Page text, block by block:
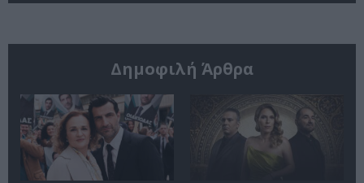
Δημοφιλή Άρθρα